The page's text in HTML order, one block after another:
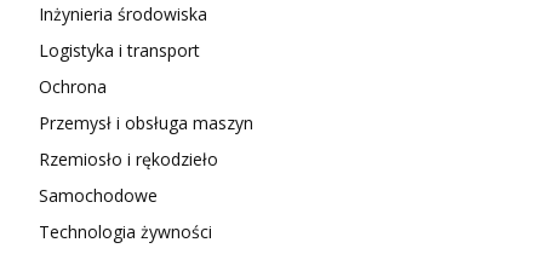
Inżynieria środowiska
Logistyka i transport
Ochrona
Przemysł i obsługa maszyn
Rzemiosło i rękodzieło
Samochodowe
Technologia żywności